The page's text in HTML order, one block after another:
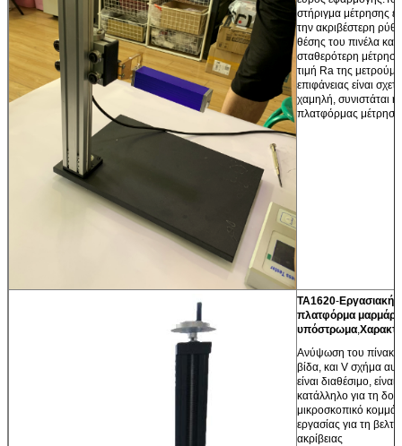
στήριγμα μέτρησης
την ακριβέστερη
θέσης του πινέλα και
σταθερότερη
τιμή Ra της
επιφάνειας είναι
χαμηλή, συνιστάται
πλατφόρμας
TA1620-Εργασιακή
πλατφόρμα
υπόστρωμα,
Ανύψωση του
βίδα, και V σχήμα
είναι διαθέσιμο, είναι
κατάλληλο για τη
μικροσκοπικό
εργασίας για τη
ακρίβειας